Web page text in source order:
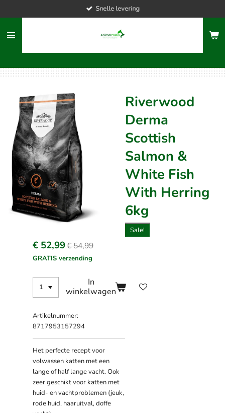
naar
hoofdinhoud
Snelle levering
Riverwood
Derma
Scottish
Salmon &
White Fish
With Herring
6kg
Sale!
€ 52,99€ 54,99
GRATIS verzending
In
winkelwagen
Artikelnummer:
8717953157294
Het perfecte recept voor
volwassen katten met een
lange of half lange vacht. Ook
zeer geschikt voor katten met
huid- en vachtproblemen (jeuk,
rode huid, haaruitval, doffe